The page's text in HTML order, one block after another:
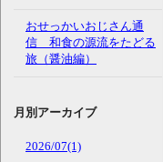
おせっかいおじさん通
信 和食の源流をたどる
旅（醤油編）
月別アーカイブ
2026/07(1)